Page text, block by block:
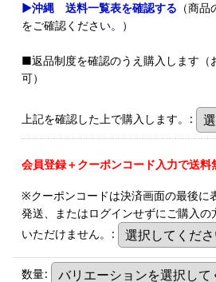
▶沖縄 送料一覧表を確認する （商
をご確認ください。）
■返品制度を確認のうえ購入します（
可）
上記を確認した上で購入します。 :
会員登録＋クーポンコード入力で送料
※クーポンコードは決済画面の最後に
発送、またはログインせずにご購入
いただけません。 :
数量: